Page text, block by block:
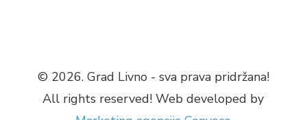
© 2026. Grad Livno - sva prava pridržana!
All rights reserved! Web developed by